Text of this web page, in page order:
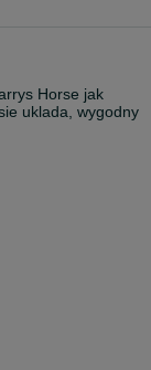
Horse jak
uklada, wygodny